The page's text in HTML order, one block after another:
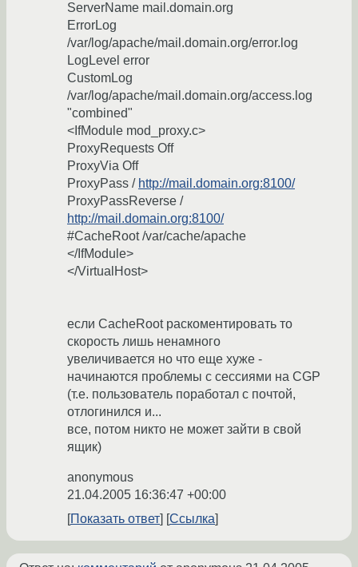
ServerName mail.domain.org
ErrorLog
/var/log/apache/mail.domain.org/error.log
LogLevel error
CustomLog
/var/log/apache/mail.domain.org/access.log
"combined"
<IfModule mod_proxy.c>
ProxyRequests Off
ProxyVia Off
ProxyPass / http://mail.domain.org:8100/
ProxyPassReverse /
http://mail.domain.org:8100/
#CacheRoot /var/cache/apache
</IfModule>
</VirtualHost>
если CacheRoot раскоментировать то
скорость лишь ненамного
увеличивается но что еще хуже -
начинаются проблемы с сессиями на CGP
(т.е. пользователь поработал с почтой,
отлогинился и...
все, потом никто не может зайти в свой
ящик)
anonymous
21.04.2005 16:36:47 +00:00
Показать ответ
Ссылка